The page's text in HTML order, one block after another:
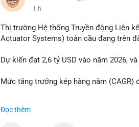
Lời khuyên ngắn gọn cho nhà đầu tư
trọng đòn bẩy. Ngược lại, nếu BTC
tích cực.
#23dot14btc #chuyenvilanh #aplucban
1 h
Thị trường Hệ thống Truyền động Liên
Actuator Systems) toàn cầu đang trên
Dự kiến đạt 2,6 tỷ USD vào năm 2026,
Mức tăng trưởng kép hàng năm (CAGR)
Đọc thêm